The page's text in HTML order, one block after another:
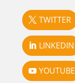
TWITTER
LINKEDIN
YOUTUBE